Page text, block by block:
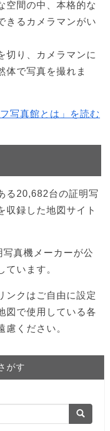
空間の中、本格的な
きるカメラマンがい
切り、カメラマンに
体で写真を撮れま
フ写真館とは」を読む
る20,682台の証明写
収録した地図サイト
真機メーカーが公
ています。
ンクはご自由に設定
図で使用している各
慮ください。
がす